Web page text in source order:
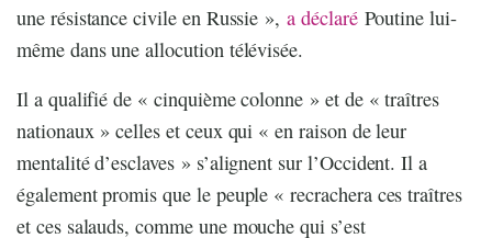
une résistance civile en Russie »,a déclaréPoutine lui-
même dans une allocution télévisée.
Il a qualifié de « cinquième colonne » et de « traîtres
nationaux » celles et ceux qui « en raison de leur
mentalité d’esclaves » s’alignent sur l’Occident. Il a
également promis que le peuple « recrachera ces traîtres
et ces salauds, comme une mouche qui s’est